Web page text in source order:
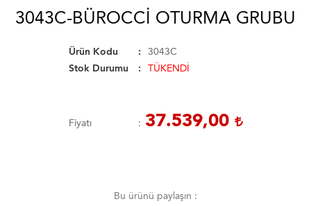
3043C-BÜROCCI OTURMA GRUBU
Ürün Kodu
3043C
Stok Durumu
TÜKENDİ
Fiyatı 37.539,00
Bu ürünü paylaşın :